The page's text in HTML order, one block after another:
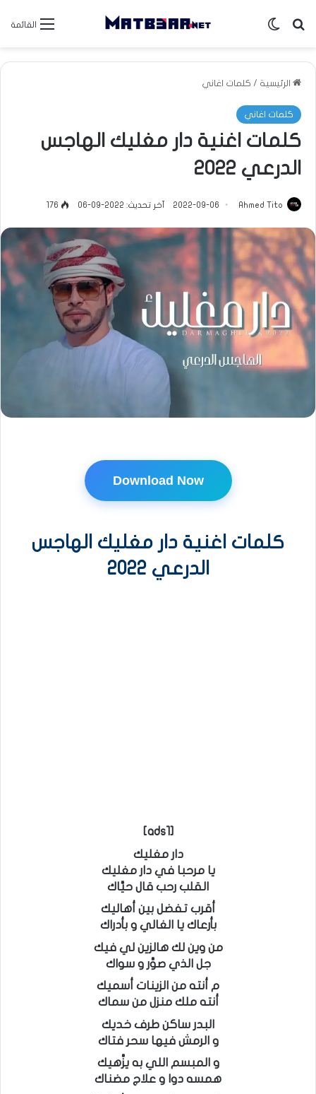
القائمة بحث عنالوضع المظلم
الرئيسية / كلمات اغاني
كلمات اغاني
كلمات اغنية دار مغليك الهاجس
الدرعي 2022
Ahmed Tito
2022-09-06 آخر تحديث: 2022-09-06 176
Download Now
كلمات اغنية دار مغليك الهاجس
الدرعي 2022
[ads1]
دار مغليك
يا مرحبا في دار مغليك
القلب رحب قال حيَّاك
أقرب تفضل بين أهاليك
بأرعاك يا الغالي و بأدراك
من وين لك هالزين لي فيك
جل الذي صوَّر و سواك
م أنته من الزينات أسميك
أنته ملك منزل من سماك
البدر ساكن طرف خديك
و الرمش فيها سحر فتاك
و المبسم اللي به يزَّهيك
همسه دوا و علاج مضناك